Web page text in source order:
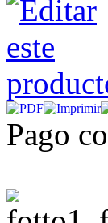
Pago